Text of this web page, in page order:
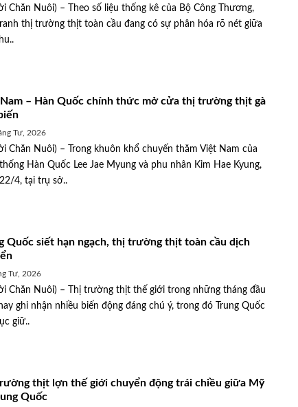
Chăn Nuôi) – Theo số liệu thống kê của Bộ Công Thương,
thị trường thịt toàn cầu đang có sự phân hóa rõ nét giữa
– Hàn Quốc chính thức mở cửa thị trường thịt gà
Tư, 2026
Chăn Nuôi) – Trong khuôn khổ chuyến thăm Việt Nam của
thống Hàn Quốc Lee Jae Myung và phu nhân Kim Hae Kyung,
4, tại trụ sở..
Quốc siết hạn ngạch, thị trường thịt toàn cầu dịch
Tư, 2026
Chăn Nuôi) – Thị trường thịt thế giới trong những tháng đầu
ghi nhận nhiều biến động đáng chú ý, trong đó Trung Quốc
giữ..
thịt lợn thế giới chuyển động trái chiều giữa Mỹ
Quốc
đẹp
Thái Nguyên: Chủ động chống rét cho